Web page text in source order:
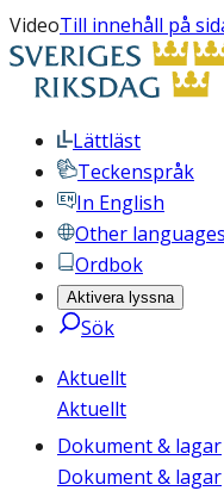
VideoTill innehåll på
Lättläst
Teckenspråk
In English
Other languages
Ordbok
Aktivera lyssna
Sök
Aktuellt
Aktuellt
Dokument & lagar
Dokument & lagar